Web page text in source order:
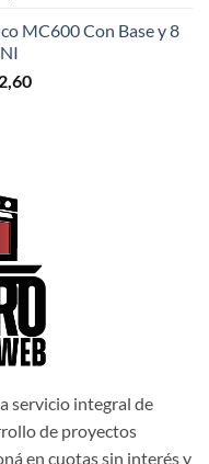
actual
$942.456,60.
MC600 Con Base y 8
El
servicio integral de
de proyectos
en cuotas sin interés y